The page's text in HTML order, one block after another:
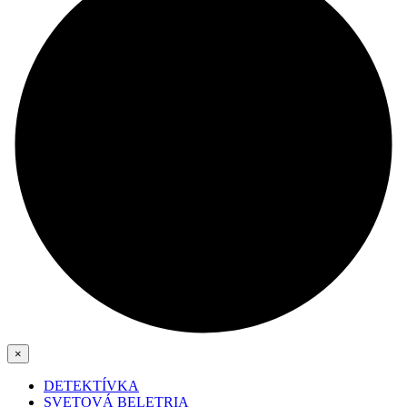
×
DETEKTÍVKA
SVETOVÁ BELETRIA